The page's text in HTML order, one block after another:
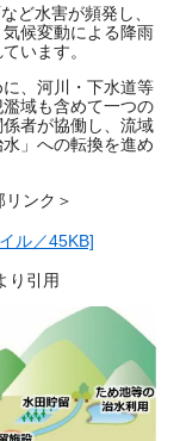
ど水害が頻発し、
候変動による降雨
います。
、河川・下水道等
域も含めて一つの
者が協働し、流域
」への転換を進め
リンク＞
ル／45KB]
り引用